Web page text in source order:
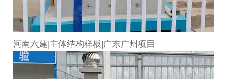
河南六建|主体结构样板|广东广州项目